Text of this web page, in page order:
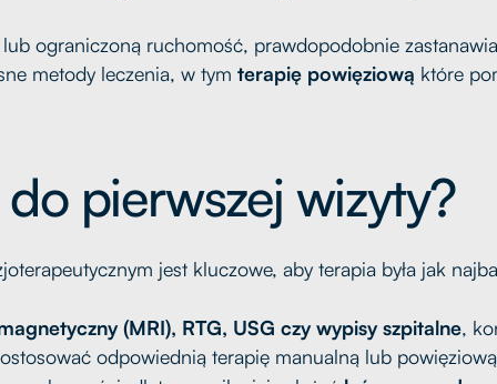
ograniczoną ruchomość, prawdopodobnie
metody leczenia, w tymterapię powięziową które
pierwszej wizyty?
jest kluczowe, aby terapia była jak
(MRI), RTG, USG czy wypisy szpitalne,
odpowiednią terapię manualną lub